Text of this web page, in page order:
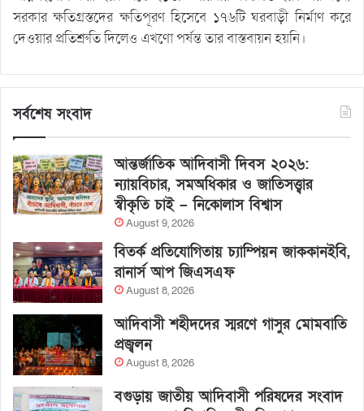
সরকার ক্ষতিগ্রস্তদের ক্ষতিপূরণ হিসেবে ১৭৬টি ঘরবাড়ী নির্মাণ করে
দেওয়ার প্রতিশ্রুতি দিলেও এখণো পর্ষন্ত তার বাস্তবায়ন হয়নি।
সর্বশেষ সংবাদ
আন্তর্জাতিক আদিবাসী দিবস ২০২৬:
ন্যায়বিচার, সমঅধিকার ও জাতিসত্ত্বার
স্বীকৃতি চাই – নিকোলাস বিশ্বাস
August 9, 2026
বিতর্ক প্রতিযোগিতায় চ্যাম্পিয়ন জাককানইবি,
রানার্স আপ জিএসএফ
August 8, 2026
আদিবাসী শহীদদের স্মরণে গাসুর মোমবাতি
প্রজ্বলন
August 8, 2026
বগুড়ায় জাতীয় আদিবাসী পরিষদের সংবাদ